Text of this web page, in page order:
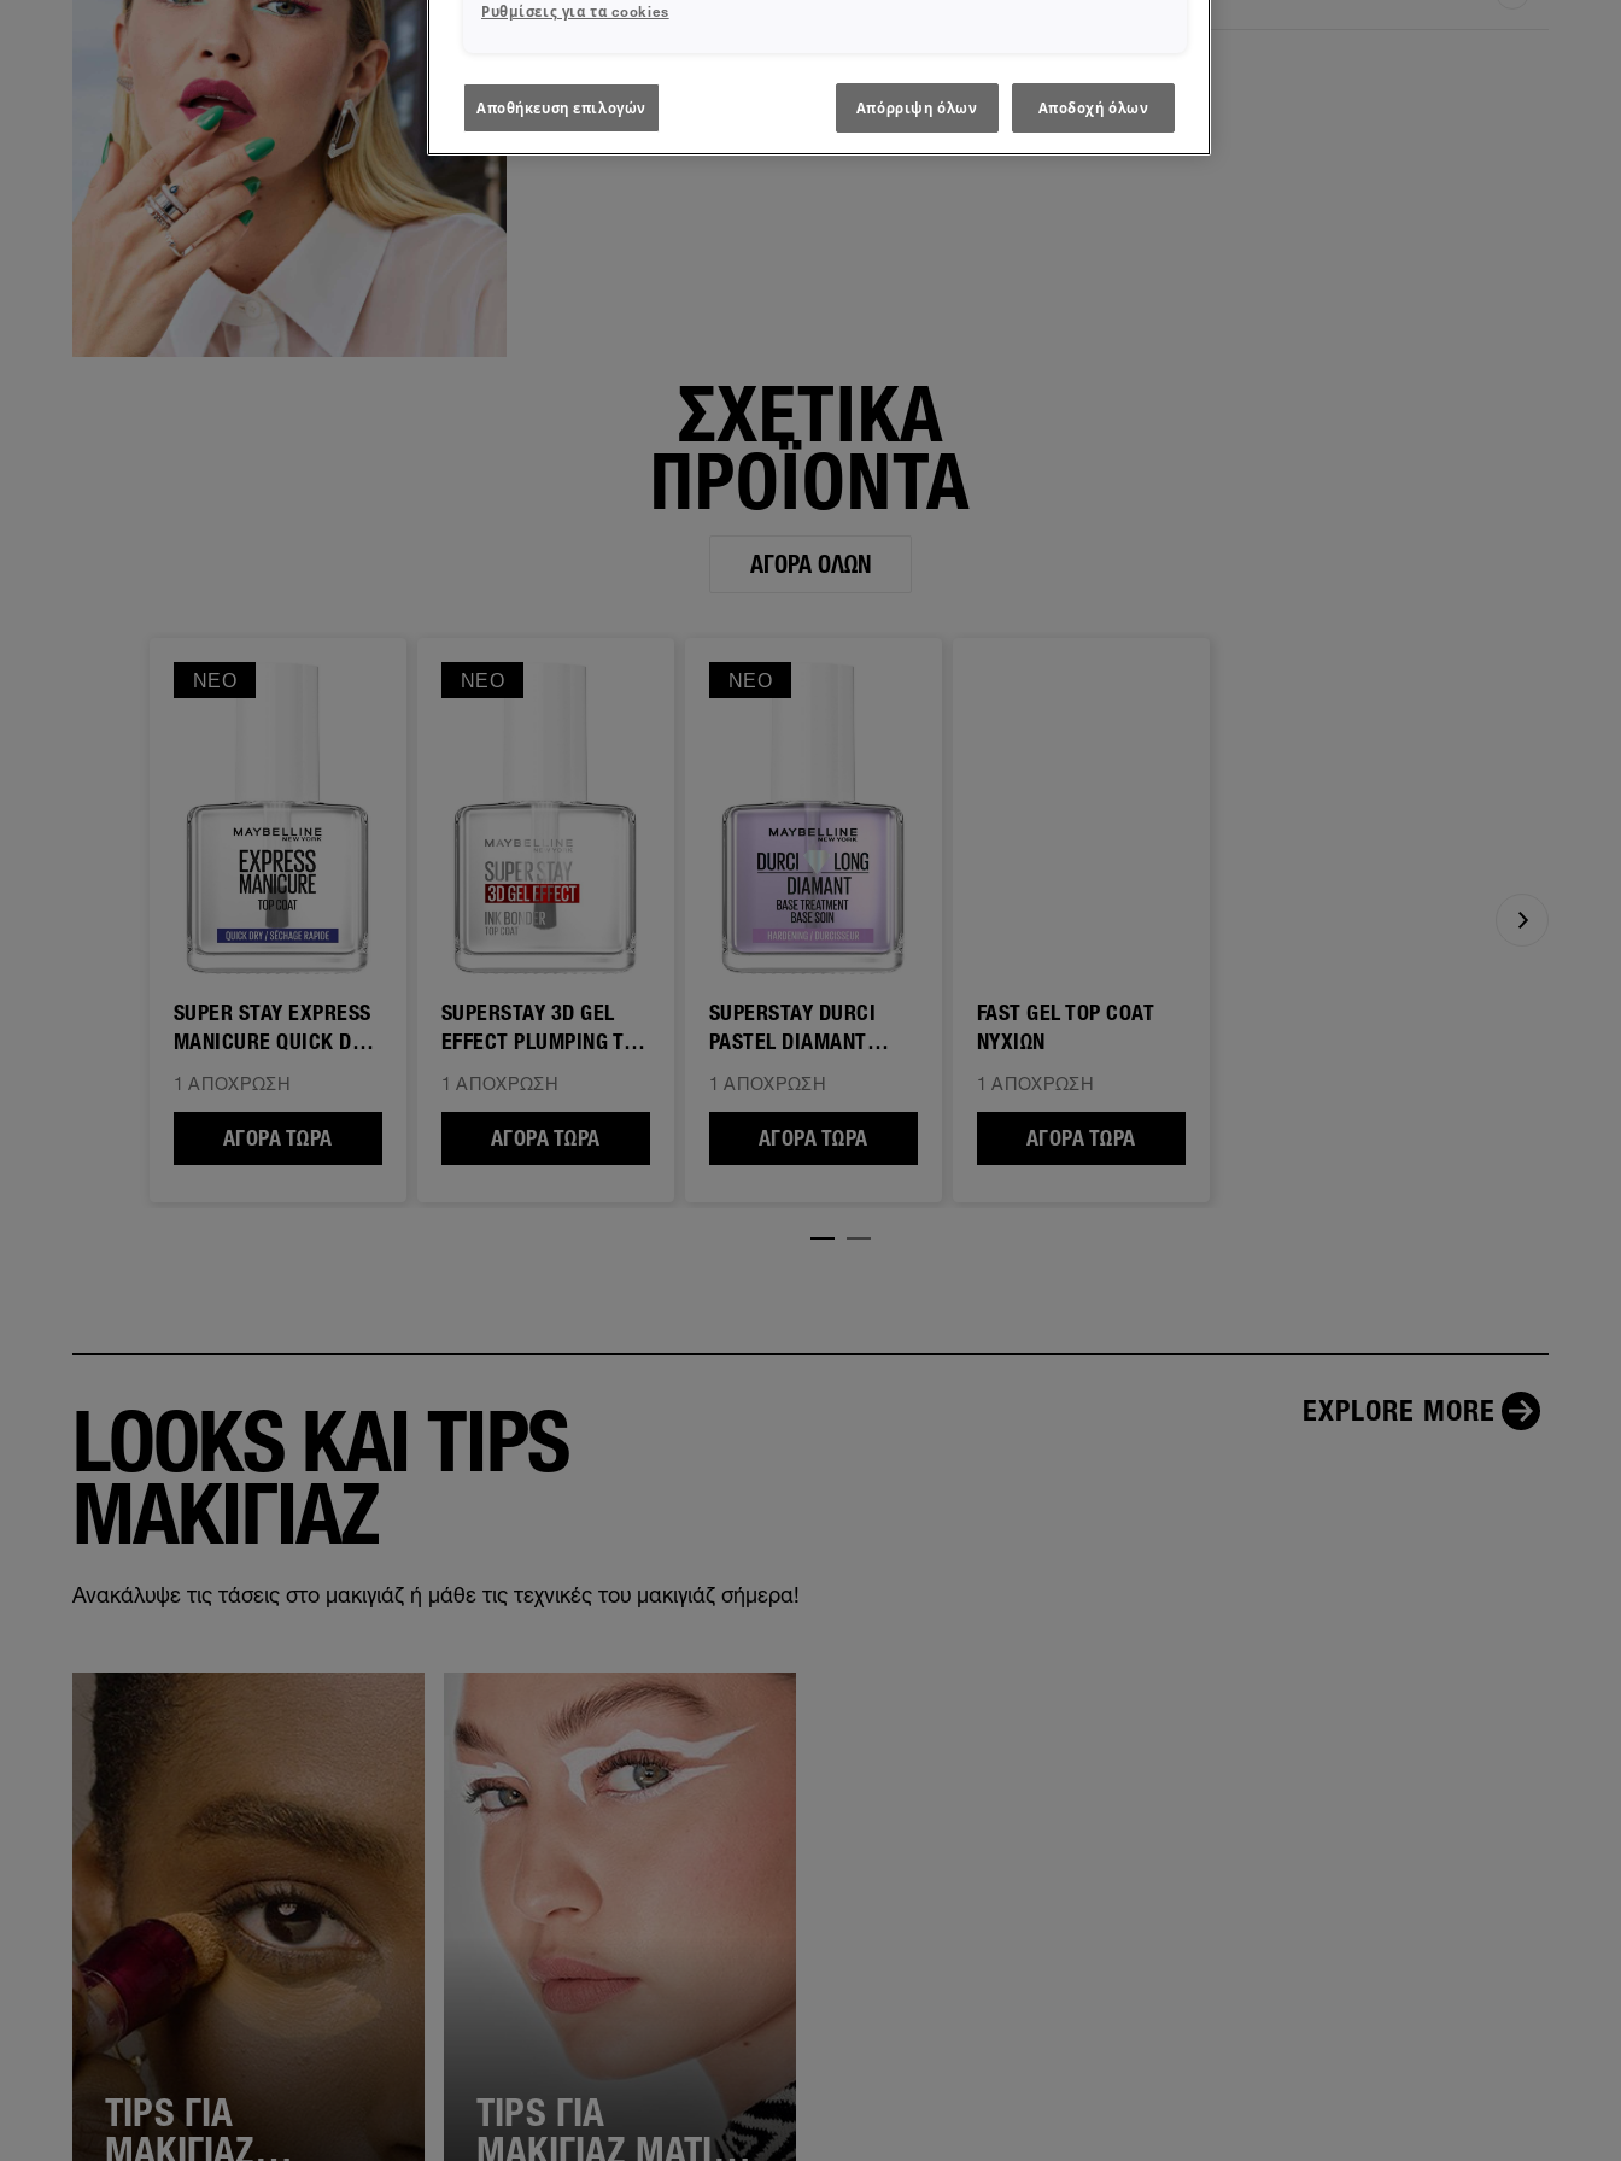
ΣΧΕΤΙΚΑ
ΠΡΟΪΟΝΤΑ
ΑΓΟΡΆ ΌΛΩΝ
ΝΈΟ
SUPER STAY EXPRESS
MANICURE QUICK DRY
TOP COAT
1 ΑΠΌΧΡΩΣΗ
ΑΓΟΡΆ ΤΏΡΑ SUPER STAY EXPRESS MANICURE QUICK DRY TOP COAT
ΝΈΟ
SUPERSTAY 3D GEL
EFFECT PLUMPING TOP
COAT
1 ΑΠΌΧΡΩΣΗ
ΑΓΟΡΆ ΤΏΡΑ SUPERSTAY 3D GEL EFFECT PLUMPING TOP COAT
ΝΈΟ
SUPERSTAY DURCI
PASTEL DIAMANT
BASE TREATMENT
1 ΑΠΌΧΡΩΣΗ
ΑΓΟΡΆ ΤΏΡΑ SUPERSTAY DURCI PASTEL DIAMANT BASE TREATMENT ΣΚΛΗΡΥΝΤΙΚΌ ΝΥΧΙΏΝ
FAST GEL TOP COAT
ΝΥΧΙΩΝ
1 ΑΠΌΧΡΩΣΗ
ΑΓΟΡΆ ΤΏΡΑ
LOOKS ΚΑΙ TIPS
ΜΑΚΙΓΙΑΖ
Ανακάλυψε τις τάσεις στο μακιγιάζ ή μάθε τις τεχνικές του μακιγιάζ σήμερα!
EXPLORE MORE
TIPS ΓΙΑ
ΜΑΚΙΓΙΑΖ
TIPS ΓΙΑ
ΜΑΚΙΓΙΑΖ ΜΑΤΙΩΝ
Ρυθμίσεις για τα cookies
Αποθήκευση επιλογών Απόρριψη όλων Αποδοχή όλων